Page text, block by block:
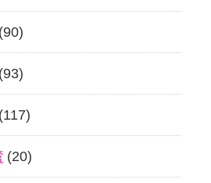
(90)
(93)
(117)
(20)